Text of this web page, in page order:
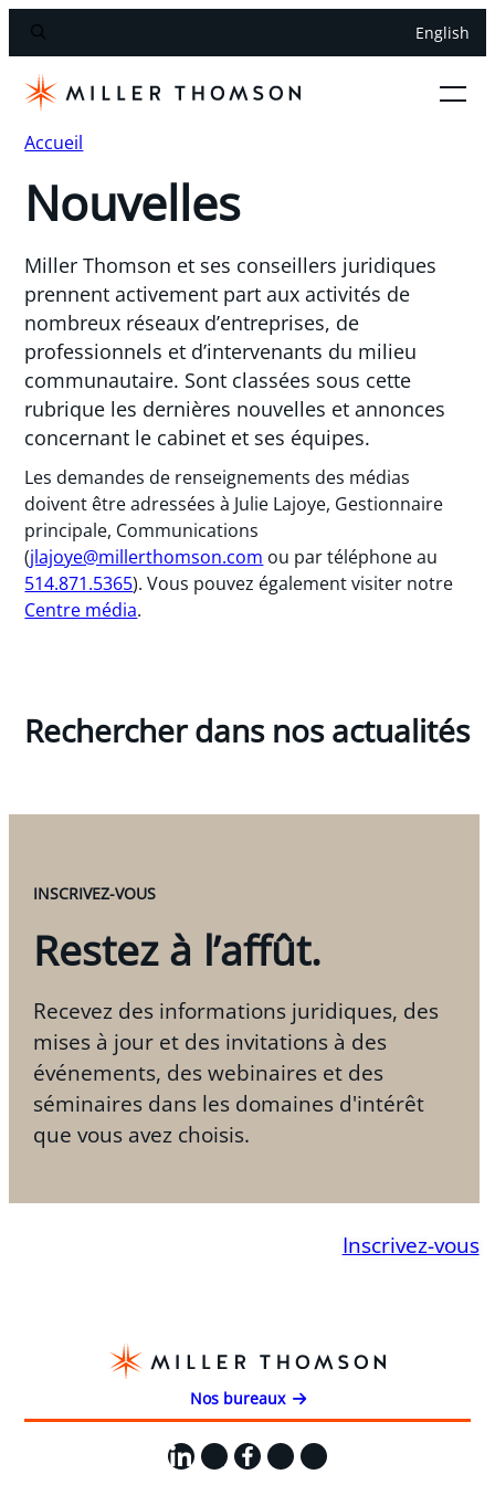
English
Accueil
Nouvelles
Miller Thomson et ses conseillers juridiques
prennent activement part aux activités de
nombreux réseaux d’entreprises, de
professionnels et d’intervenants du milieu
communautaire. Sont classées sous cette
rubrique les dernières nouvelles et annonces
concernant le cabinet et ses équipes.
Les demandes de renseignements des médias
doivent être adressées à Julie Lajoye, Gestionnaire
principale, Communications
(jlajoye@millerthomson.com ou par téléphone au
514.871.5365). Vous pouvez également visiter notre
Centre média.
Rechercher dans nos actualités
INSCRIVEZ-VOUS
Restez à l’affût.
Recevez des informations juridiques, des
mises à jour et des invitations à des
événements, des webinaires et des
séminaires dans les domaines d'intérêt
que vous avez choisis.
Inscrivez-vous
Nos bureaux
LinkedIn
X Facebook
Instagram
YouTube